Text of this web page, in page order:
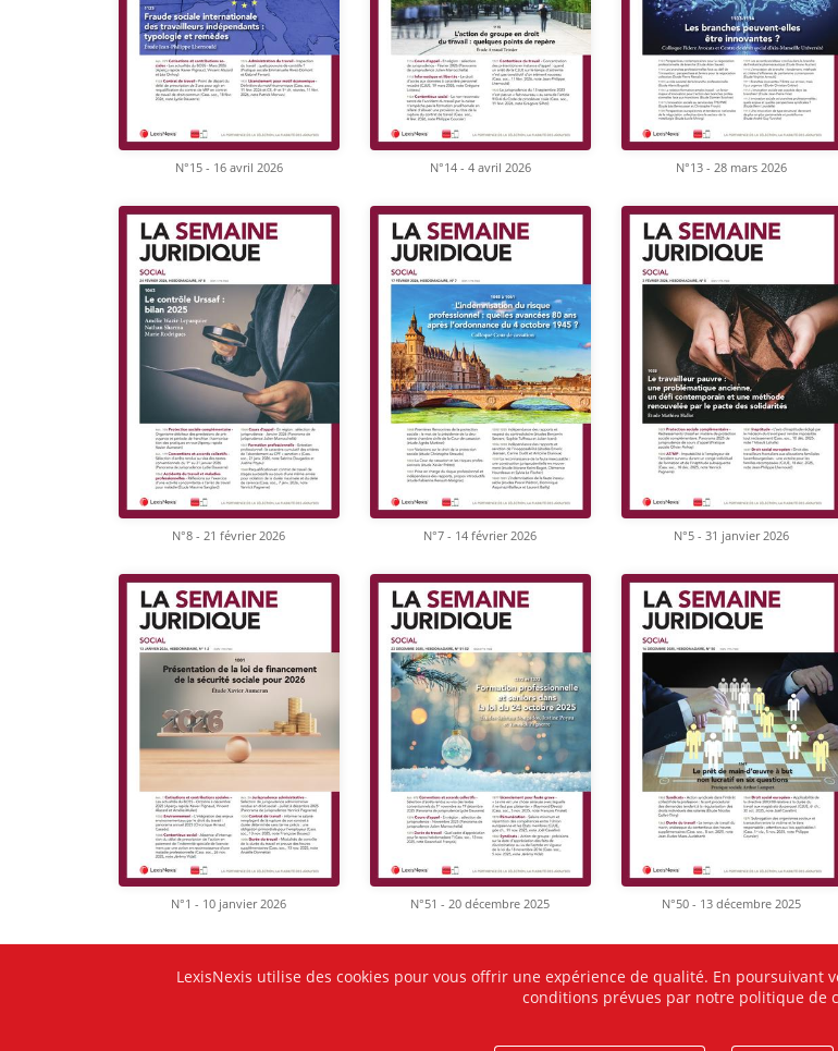
N°15 - 16 avril 2026 N°14 - 4 avril 2026 N°13 - 28 mars 2026
N°8 - 21 février 2026 N°7 - 14 février 2026 N°5 - 31 janvier 2026
N°1 - 10 janvier 2026 N°51 - 20 décembre 2025 N°50 - 13 décembre 2025
LexisNexis utilise des cookies pour vous offrir une expérience de qualité. En poursuivant
conditions prévues par notre politique de